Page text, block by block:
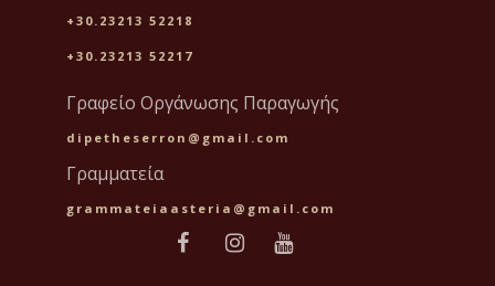
+30.23213 52218
+30.23213 52217
Γραφείο Οργάνωσης Παραγωγής
dipetheserron@gmail.com
Γραμματεία
grammateiaasteria@gmail.com